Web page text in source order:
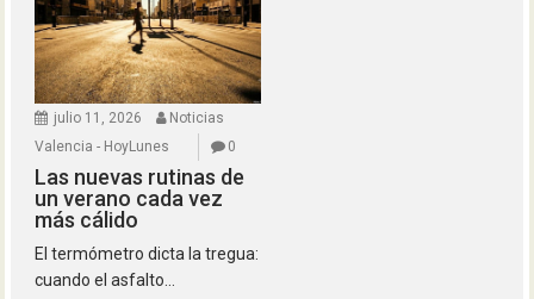
julio 11, 2026
Noticias
Valencia - HoyLunes
0
Las nuevas rutinas de
un verano cada vez
más cálido
El termómetro dicta la tregua:
cuando el asfalto...